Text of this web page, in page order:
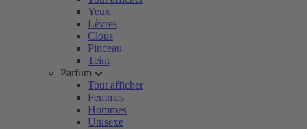
Yeux
Lèvres
Clous
Pinceau
Teint
Parfum
Tout afficher
Femmes
Hommes
Unisexe